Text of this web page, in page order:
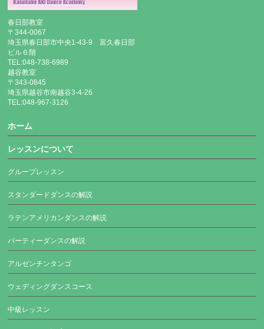
春日部教室
〒344-0067
埼玉県春日部市中央1-43-9 富久春日部
ビル６階
TEL:048-738-6989
越谷教室
〒343-0845
埼玉県越谷市南越谷3-4-26
TEL:048-967-3126
ホーム
レッスンについて
グループレッスン
スタンダードダンスの解説
ラテンアメリカンダンスの解説
パーティーダンスの解説
アルゼンチンタンゴ
ウェディングダンスコース
中級レッスン